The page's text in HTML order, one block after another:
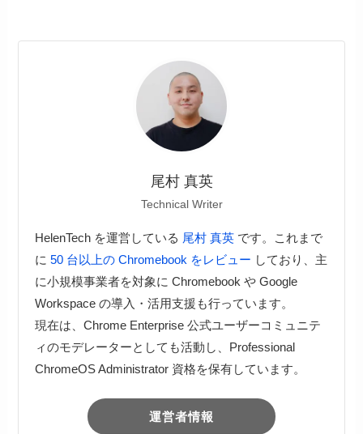
尾村 真英
Technical Writer
HelenTech を運営している 尾村 真英です。これまで
に 50 台以上の Chromebook をレビュー しており、主
に小規模事業者を対象に Chromebook や Google
Workspace の導入・活用支援も行っています。
現在は、Chrome Enterprise 公式ユーザーコミュニテ
ィのモデレーターとしても活動し、Professional
ChromeOS Administrator 資格を保有しています。
運営者情報